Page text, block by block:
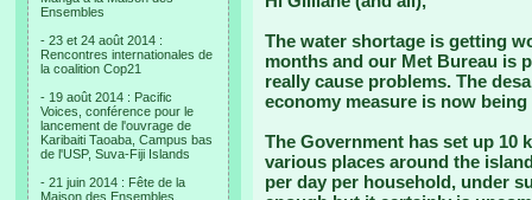
Ensembles
- 23 et 24 août 2014 :
Rencontres internationales de
la coalition Cop21
- 19 août 2014 : Pacific
Voices, conférence pour le
lancement de l'ouvrage de
Karibaiti Taoaba, Campus bas
de l'USP, Suva-Fiji Islands
- 21 juin 2014 : Fête de la
Maison des Ensembles,
The water shortage is getting
months and our Met Bureau is
really cause problems. The
economy measure is now being
The Government has set up 10
various places around the
per day per household, under